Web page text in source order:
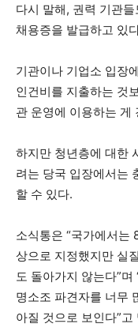
다시 말해, 권력 기관
채용증을 발급하고 있
기관이나 기업소 입장
인건비를 지출하는 것
관 운영에 이용하는 게
하지만 청년층에 대한
려는 당국 입장에서는
할 수 있다.
소식통은 “국가에서는
상으로 지정했지만 실
도 돌아가지 않는다”
명소조 파견자를 너무
아질 것으로 보인다”고